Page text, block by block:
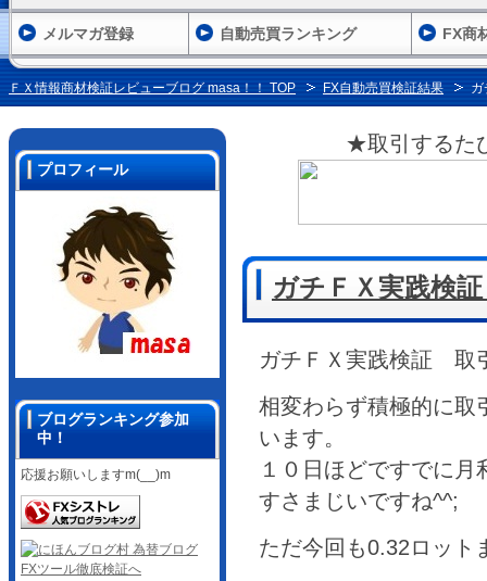
ＦＸ情報商材検証レビューブログ masa！！ TOP FX自動売買検証結果 ガ
★取引するた
ガチＦＸ実践検
ガチＦＸ実践検証 取
相変わらず積極的に取
います。
１０日ほどですでに
すさまじいですね^^;
ただ今回も0.32ロット
プロフィール
ブログランキング参加
中！
応援お願いしますm(__)m
メルマガ登録 自動売買ランキング FX商